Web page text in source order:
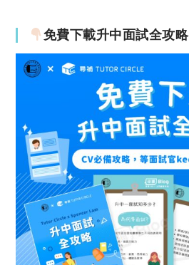
免費下載升中面試全攻略